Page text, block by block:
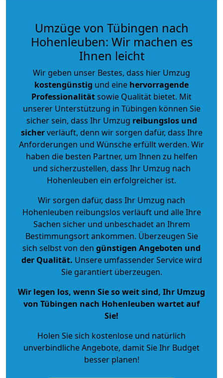
Umzüge von Tübingen nach
Hohenleuben: Wir machen es
Ihnen leicht
Wir geben unser Bestes, dass hier Umzug
kostengünstig und eine hervorragende
Professionalitätsowie Qualität bietet. Mit
unserer Unterstützung in Tübingen können Sie
sicher sein, dass Ihr Umzug reibungslos und
sicherverläuft, denn wir sorgen dafür, dass Ihre
Anforderungen und Wünsche erfüllt werden. Wir
haben die besten Partner, um Ihnen zu helfen
und sicherzustellen, dass Ihr Umzug nach
Hohenleuben ein erfolgreicher ist.
Wir sorgen dafür, dass Ihr Umzug nach
Hohenleuben reibungslos verläuft und alle Ihre
Sachen sicher und unbeschadet an Ihrem
Bestimmungsort ankommen. Überzeugen Sie
sich selbst von den günstigen Angeboten und
der Qualität. Unsere umfassender Service wird
Sie garantiert überzeugen.
Wir legen los, wenn Sie so weit sind, Ihr Umzug
von Tübingen nach Hohenleuben wartet auf
Sie!
Holen Sie sich kostenlose und natürlich
unverbindliche Angebote, damit Sie Ihr Budget
besser planen!